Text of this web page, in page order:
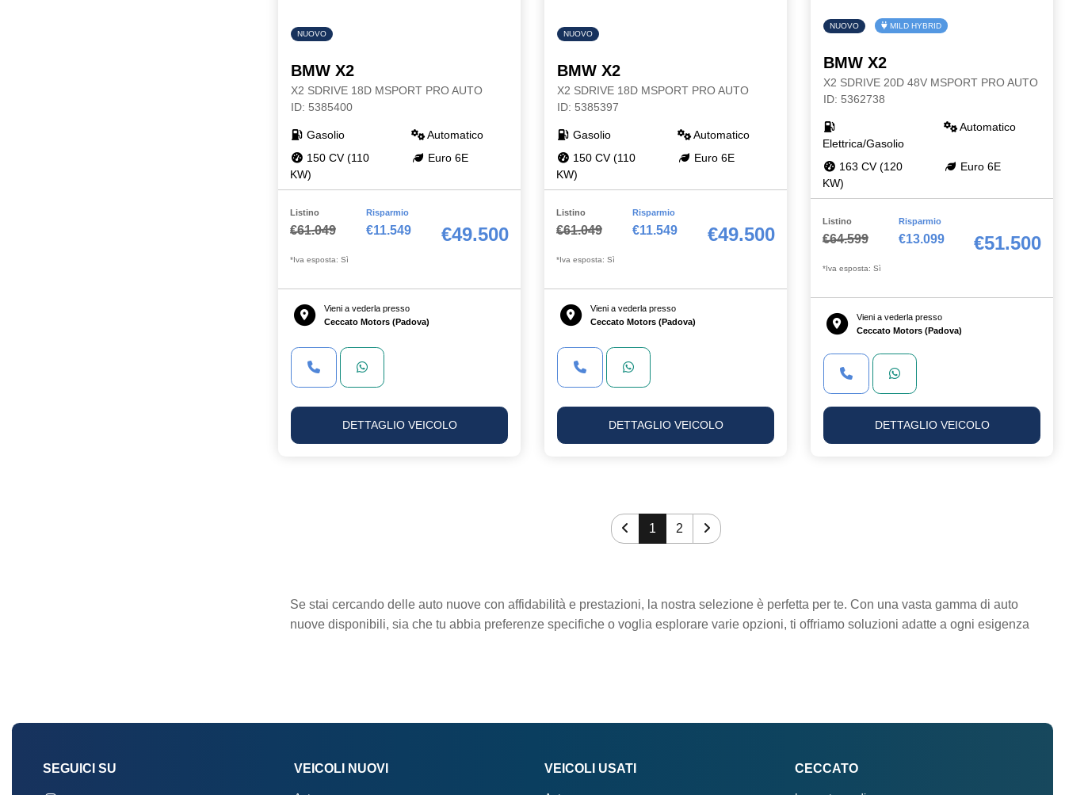
NUOVO
BMW X2
X2 SDRIVE 18D MSPORT PRO AUTO
ID: 5385400
Gasolio
Automatico
150 CV (110
KW)
Euro 6E
Listino
€61.049
Risparmio
€11.549 €49.500
*Iva esposta: Sì
Vieni a vederla presso
Ceccato Motors (Padova)
DETTAGLIO VEICOLO
NUOVO
BMW X2
X2 SDRIVE 18D MSPORT PRO AUTO
ID: 5385397
Gasolio
Automatico
150 CV (110
KW)
Euro 6E
Listino
€61.049
Risparmio
€11.549 €49.500
*Iva esposta: Sì
Vieni a vederla presso
Ceccato Motors (Padova)
DETTAGLIO VEICOLO
NUOVO MILD HYBRID
BMW X2
X2 SDRIVE 20D 48V MSPORT PRO AUTO
ID: 5362738
Elettrica/Gasolio
Automatico
163 CV (120
KW)
Euro 6E
Listino
€64.599
Risparmio
€13.099 €51.500
*Iva esposta: Sì
Vieni a vederla presso
Ceccato Motors (Padova)
DETTAGLIO VEICOLO
1 2
Se stai cercando delle auto nuove con affidabilità e prestazioni, la nostra selezione è perfetta per te. Con una vasta gamma di auto
nuove disponibili, sia che tu abbia preferenze specifiche o voglia esplorare varie opzioni, ti offriamo soluzioni adatte a ogni esigenza
SEGUICI SU VEICOLI NUOVI VEICOLI USATI CECCATO